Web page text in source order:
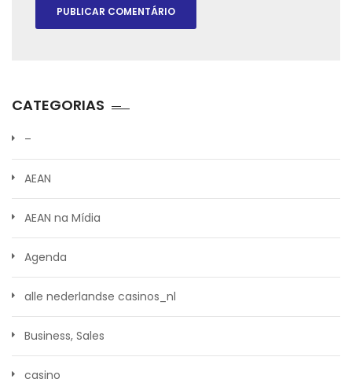
CATEGORIAS
–
AEAN
AEAN na Mídia
Agenda
alle nederlandse casinos_nl
Business, Sales
casino